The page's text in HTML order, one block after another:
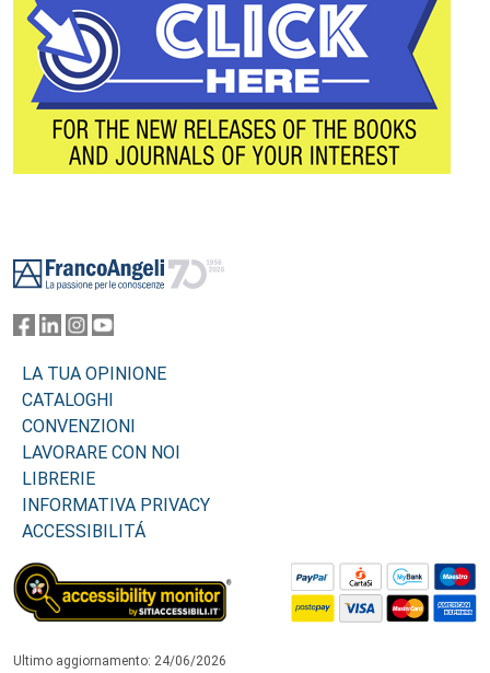
LA TUA OPINIONE
CATALOGHI
CONVENZIONI
LAVORARE CON NOI
LIBRERIE
INFORMATIVA PRIVACY
ACCESSIBILITÁ
Ultimo aggiornamento: 24/06/2026